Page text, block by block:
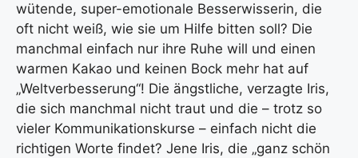
wütende, super-emotionale Besserwisserin, die
oft nicht weiß, wie sie um Hilfe bitten soll? Die
manchmal einfach nur ihre Ruhe will und einen
warmen Kakao und keinen Bock mehr hat auf
„Weltverbesserung“! Die ängstliche, verzagte Iris,
die sich manchmal nicht traut und die – trotz so
vieler Kommunikationskurse – einfach nicht die
richtigen Worte findet? Jene Iris, die „ganz schön